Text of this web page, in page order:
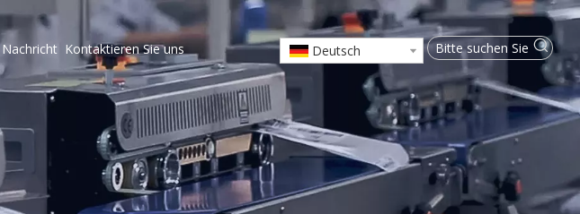
Nachricht Kontaktieren Sie uns Deutsch